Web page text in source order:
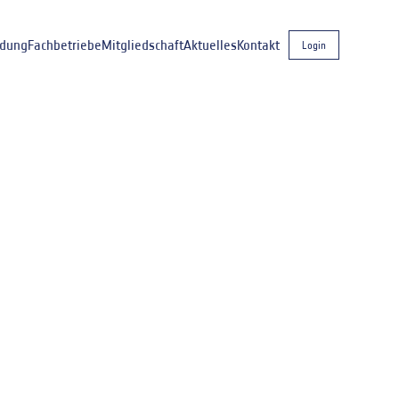
FachbetriebeMitgliedschaftAktuellesKontakt Login